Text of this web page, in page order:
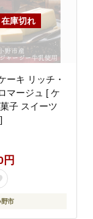
ーキ リッチ・
マージュ [ ケ
子 スイーツ
円
市